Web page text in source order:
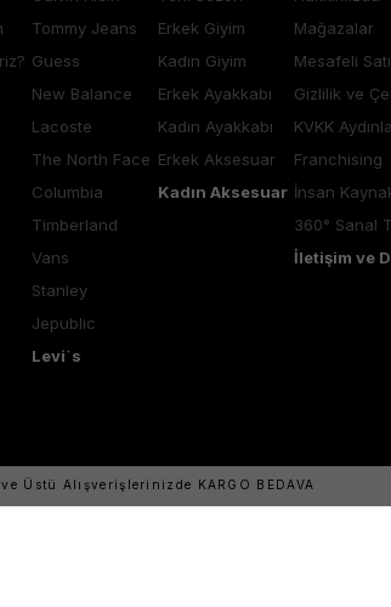
Tommy Jeans
Guess
New Balance
Lacoste
The North Face
Columbia
Timberland
Vans
Stanley
Jepublic
Levi`s
Erkek Giyim
Kadın Giyim
Erkek Ayakkabı
Kadın Ayakkabı
Erkek Aksesuar
Kadın Aksesuar
Mağazalar
Mesafeli
Gizlilik ve
KVKK
Franchising
İnsan
360° Sanal
İletişim ve
Üstü Alışverişlerinizde KARGO BEDAVA